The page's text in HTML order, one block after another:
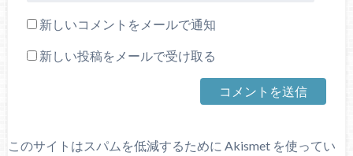
新しいコメントをメールで通知
新しい投稿をメールで受け取る
このサイトはスパムを低減するために Akismet を使ってい